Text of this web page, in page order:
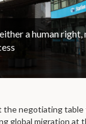
a human right,
the negotiating
global migration at